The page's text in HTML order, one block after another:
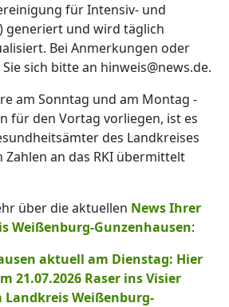
für Intensiv- und
generiert und wird täglich
Bei Anmerkungen oder
sich bitte an hinweis@news.de.
am Sonntag und am Montag -
für den Vortag vorliegen, ist es
des Landkreises
Zahlen an das RKI übermittelt
über die aktuellen News Ihrer
Weißenburg-Gunzenhausen:
aktuell am Dienstag: Hier
21.07.2026 Raser ins Visier
Weißenburg-